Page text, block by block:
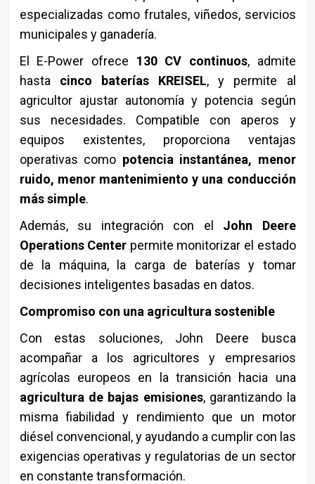
especializadas como frutales, viñedos, servicios
municipales y ganadería.
El E-Power ofrece 130 CV continuos, admite
hasta cinco baterías KREISEL, y permite al
agricultor ajustar autonomía y potencia según
sus necesidades. Compatible con aperos y
equipos existentes, proporciona ventajas
operativas como potencia instantánea, menor
ruido, menor mantenimiento y una conducción
más simple.
Además, su integración con el John Deere
Operations Center permite monitorizar el estado
de la máquina, la carga de baterías y tomar
decisiones inteligentes basadas en datos.
Compromiso con una agricultura sostenible
Con estas soluciones, John Deere busca
acompañar a los agricultores y empresarios
agrícolas europeos en la transición hacia una
agricultura de bajas emisiones, garantizando la
misma fiabilidad y rendimiento que un motor
diésel convencional, y ayudando a cumplir con las
exigencias operativas y regulatorias de un sector
en constante transformación.